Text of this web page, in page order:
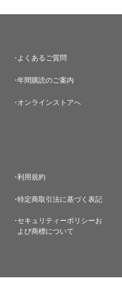
よくあるご質問
年間購読のご案内
オンラインストアへ
利用規約
特定商取引法に基づく表記
セキュリティーポリシーお
よび商標について